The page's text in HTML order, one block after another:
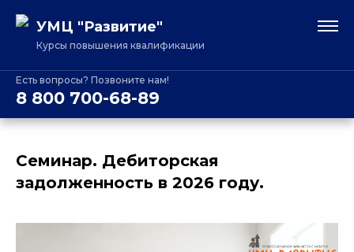
УМЦ "Развитие"
Курсы повышения квалификации
Есть вопросы? Позвоните нам!
8 800 700-68-89
Семинар. Дебиторская
задолженность в 2026 году.